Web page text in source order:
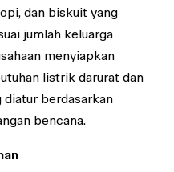
dan biskuit yang
jumlah keluarga
menyiapkan
listrik darurat dan
diatur berdasarkan
bencana.